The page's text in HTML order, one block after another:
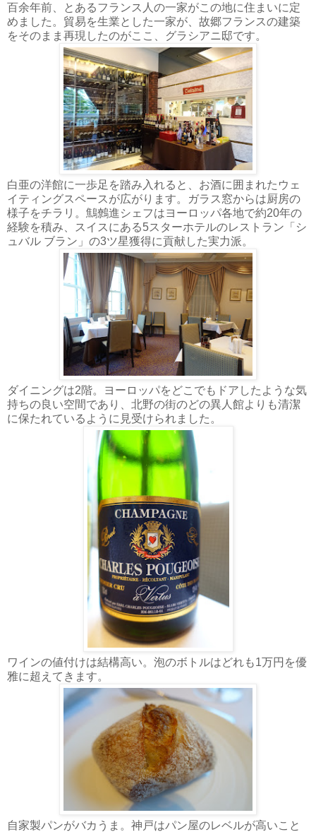
百余年前、とあるフランス人の一家がこの地に住まいに定
めました。貿易を生業とした一家が、故郷フランスの建築
をそのまま再現したのがここ、グラシアニ邸です。
白亜の洋館に一歩足を踏み入れると、お酒に囲まれたウェ
イティングスペースが広がります。ガラス窓からは厨房の
様子をチラリ。鷦鷯進シェフはヨーロッパ各地で約20年の
経験を積み、スイスにある5スターホテルのレストラン「シ
ュバル ブラン」の3ツ星獲得に貢献した実力派。
ダイニングは2階。ヨーロッパをどこでもドアしたような気
持ちの良い空間であり、北野の街のどの異人館よりも清潔
に保たれているように見受けられました。
ワインの値付けは結構高い。泡のボトルはどれも1万円を優
雅に超えてきます。
自家製パンがバカうま。神戸はパン屋のレベルが高いこと